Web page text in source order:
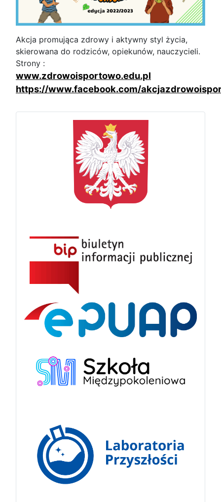
Akcja promująca zdrowy i aktywny styl życia,
skierowana do rodziców, opiekunów, nauczycieli.
Strony :
www.zdrowoisportowo.edu.pl
https://www.facebook.com/